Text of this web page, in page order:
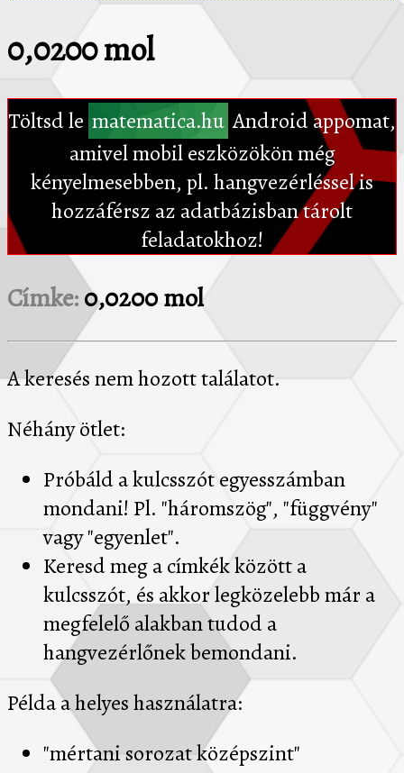
0,0200 mol
Töltsd le matematica.hu Android appomat,
amivel mobil eszközökön még
kényelmesebben, pl. hangvezérléssel is
hozzáférsz az adatbázisban tárolt
feladatokhoz!
Címke:0,0200 mol
A keresés nem hozott találatot.
Néhány ötlet:
Próbáld a kulcsszót egyesszámban
mondani! Pl. "háromszög", "függvény"
vagy "egyenlet".
Keresd meg a címkék között a
kulcsszót, és akkor legközelebb már a
megfelelő alakban tudod a
hangvezérlőnek bemondani.
Példa a helyes használatra:
"mértani sorozat középszint"